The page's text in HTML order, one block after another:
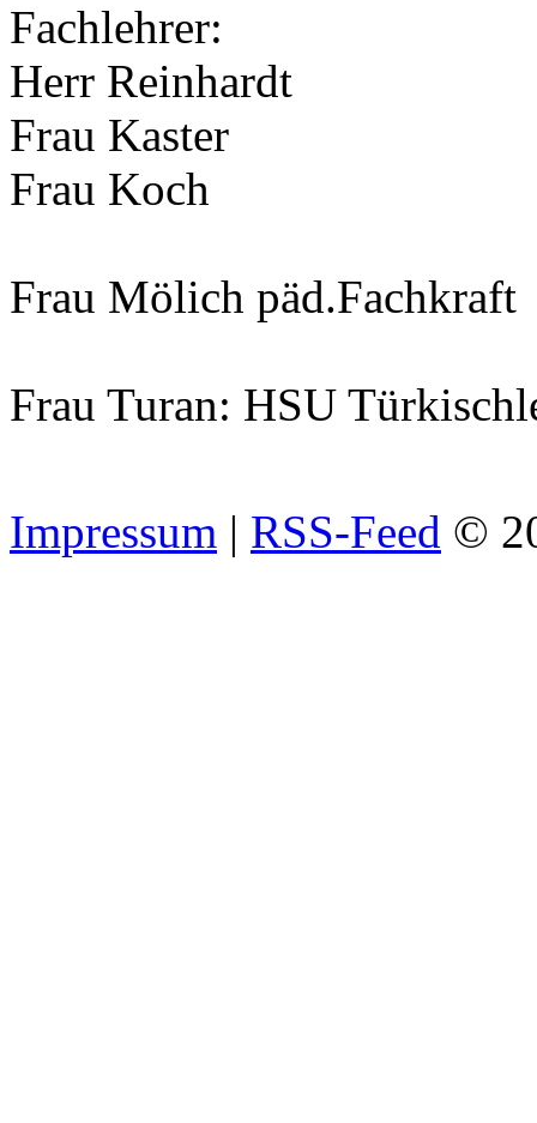
Fachlehrer:
Herr Reinhardt
Frau Kaster
Frau Koch
Frau Mölich päd.Fachkraft
Frau Turan: HSU
Impressum | RSS-Feed ©